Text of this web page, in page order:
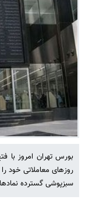
روزهای معاملاتی
سبزپوشی گسترده